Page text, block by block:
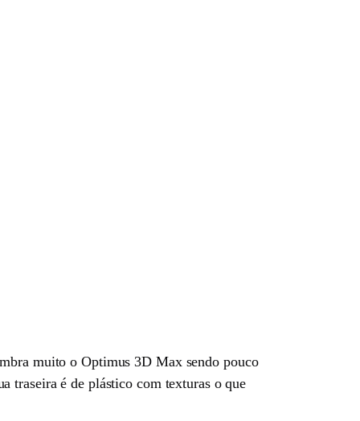
muito o Optimus 3D Max sendo pouco
traseira é de plástico com texturas o que